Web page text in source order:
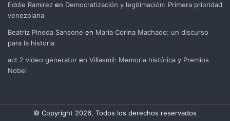
Eddie Ramirez en Democratización y legitimación: Primera prioridad
venezolana
Beatriz Pineda Sansone en María Corina Machado: un discurso
para la historia
act 2 video generator en Villasmil: Memoria histórica y Premios
Nobel
© Copyright 2026, Todos los derechos reservados